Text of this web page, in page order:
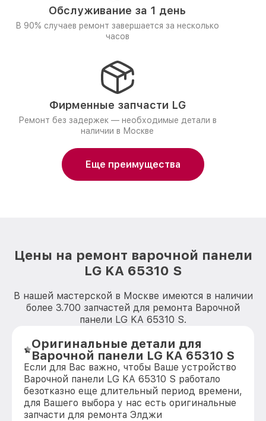
Обслуживание за 1 день
В 90% случаев ремонт завершается за несколько
часов
Фирменные запчасти LG
Ремонт без задержек — необходимые детали в
наличии в Москве
Еще преимущества
Цены на ремонт варочной панели
LG KA 65310 S
В нашей мастерской в Москве имеются в наличии
более 3.700 запчастей для ремонта Варочной
панели LG KA 65310 S.
Оригинальные детали для
Варочной панели LG KA 65310 S
Если для Вас важно, чтобы Ваше устройство
Варочной панели LG KA 65310 S работало
безотказно еще длительный период времени,
для Вашего выбора у нас есть оригинальные
запчасти для ремонта Элджи